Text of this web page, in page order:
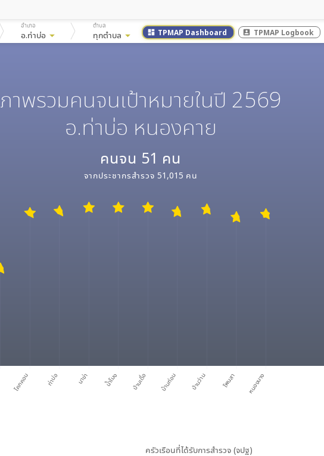
อำเภอ
อ.ท่าบ่อ arrow_drop_down
ตำบล
ทุกตำบล arrow_drop_down dashboard TPMAP Dashboard account_box TPMAP Logbook
ภาพรวมคนจนเป้าหมายในปี 2569
อ.ท่าบ่อ หนองคาย
คนจน 51 คน
จากประชากรสำรวจ 51,015 คน
โคกคอน ท่าบ่อ นาข่า น้ำโมง บ้านเดื่อ บ้านถ่อน บ้านว่าน โพนสา หนองนาง
ครัวเรือนที่ได้รับการสำรวจ (จปฐ)